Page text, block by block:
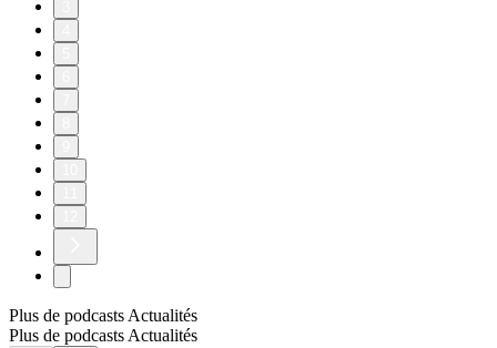
Plus de podcasts Actualités
Plus de podcasts Actualités